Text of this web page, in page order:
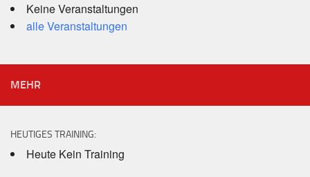
Keine Veranstaltungen
alle Veranstaltungen
MEHR
HEUTIGES TRAINING:
Heute Kein Training